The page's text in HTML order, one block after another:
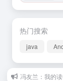
热门搜索
java
冯友兰：我的